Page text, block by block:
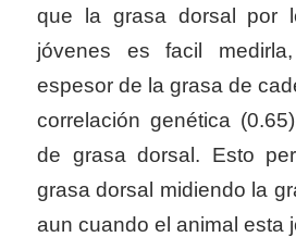
que la grasa dorsal por
jóvenes es facil
espesor de la grasa de
correlación genética
de grasa dorsal. Esto
grasa dorsal midiendo la
aun cuando el animal esta